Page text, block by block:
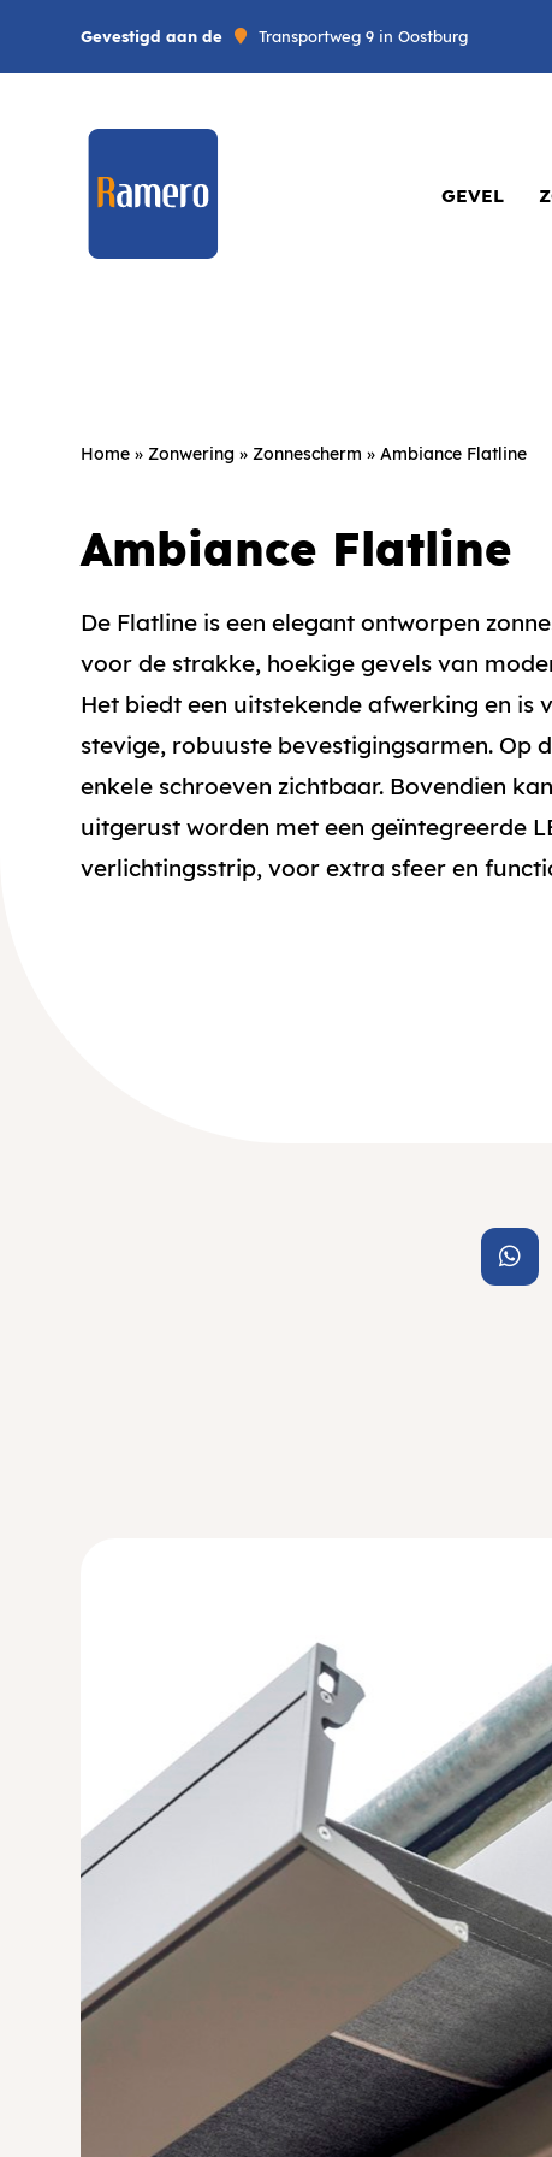
Gevestigd aan de Transportweg 9 in Oostburg
GEVEL
Home »Zonwering »Zonnescherm »Ambiance Flatline
Ambiance Flatline
De Flatline is een elegant ontworpen
voor de strakke, hoekige gevels van
Het biedt een uitstekende afwerking en is
stevige, robuuste bevestigingsarmen. Op
enkele schroeven zichtbaar. Bovendien
uitgerust worden met een geïntegreerde
verlichtingsstrip, voor extra sfeer en